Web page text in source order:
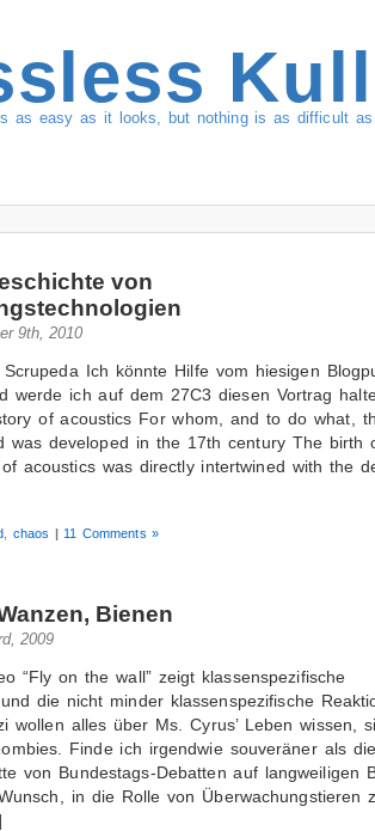
as easy as it looks, but nothing is as difficult
von
9th, 2010
Ich könnte Hilfe vom hiesigen
werde ich auf dem 27C3 diesen Vortrag
of acoustics For whom, and to do what,
was developed in the 17th century The birth
acoustics was directly intertwined with the
chaos | 11 Comments »
Bienen
2009
“Fly on the wall” zeigt klassenspezifische
die nicht minder klassenspezifische
wollen alles über Ms. Cyrus’ Leben wissen,
Finde ich irgendwie souveräner als
von Bundestags-Debatten auf langweiligen
in die Rolle von Überwachungstieren